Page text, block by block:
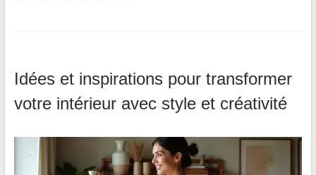
Idées et inspirations pour transformer
votre intérieur avec style et créativité